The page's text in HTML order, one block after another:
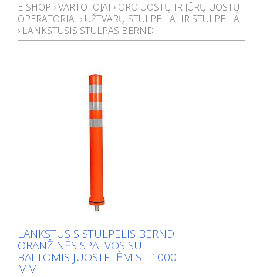
E-SHOP ›VARTOTOJAI › ORO UOSTŲ IR JŪRŲ UOSTŲ
OPERATORIAI › UŽTVARŲ STULPELIAI IR STULPELIAI
› LANKSTUSIS STULPAS BERND
LANKSTUSIS STULPELIS BERND
ORANŽINĖS SPALVOS SU
BALTOMIS JUOSTELĖMIS - 1000
MM